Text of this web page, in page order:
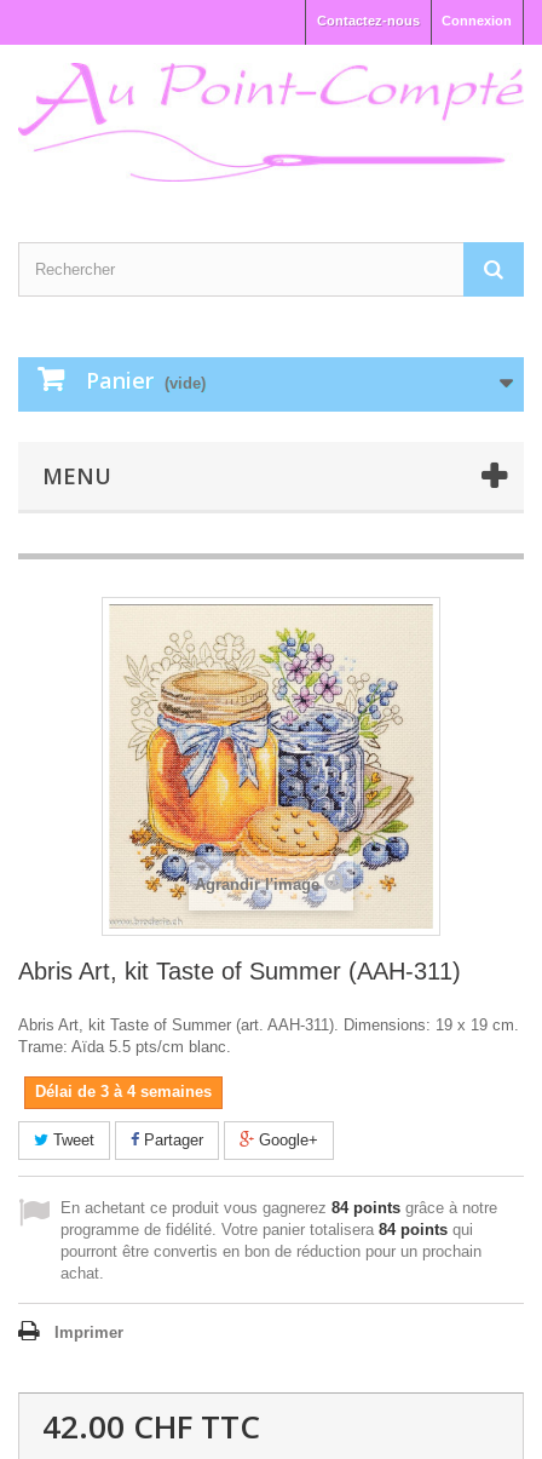
Connexion
Contactez-nous
Panier (vide)
MENU
Agrandir l'image
Abris Art, kit Taste of Summer (AAH-311)
Abris Art, kit Taste of Summer (art. AAH-311). Dimensions: 19 x 19 cm.
Trame: Aïda 5.5 pts/cm blanc.
Délai de 3 à 4 semaines
Tweet Partager Google+
En achetant ce produit vous gagnerez 84 points grâce à notre
programme de fidélité. Votre panier totalisera 84 points qui
pourront être convertis en bon de réduction pour un prochain
achat.
Imprimer
42.00 CHF TTC